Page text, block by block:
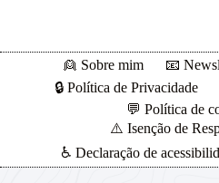
👱 Sobre mim 📧
🔒 Política de Privacidade
💬 Política de
⚠️ Isenção de
♿ Declaração de